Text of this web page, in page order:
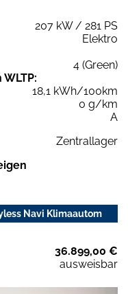
207 kW / 281 PS
Elektro
4 (Green)
18,1 kWh/100km
0 g/km
A
Zentrallager
Navi Klimaautom
36.899,00 €
ausweisbar